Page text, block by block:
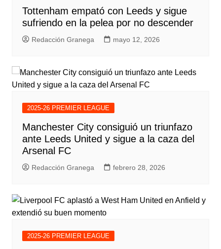
Tottenham empató con Leeds y sigue
sufriendo en la pelea por no descender
Redacción Granega mayo 12, 2026
2025-26 PREMIER LEAGUE
Manchester City consiguió un triunfazo
ante Leeds United y sigue a la caza del
Arsenal FC
Redacción Granega febrero 28, 2026
2025-26 PREMIER LEAGUE